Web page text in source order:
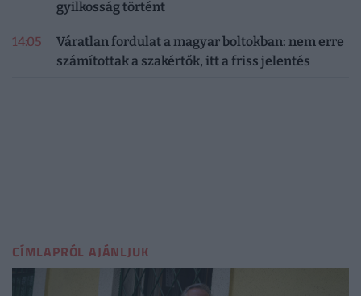
gyilkosság történt
14:05
Váratlan fordulat a magyar boltokban: nem erre
számítottak a szakértők, itt a friss jelentés
CÍMLAPRÓL AJÁNLJUK